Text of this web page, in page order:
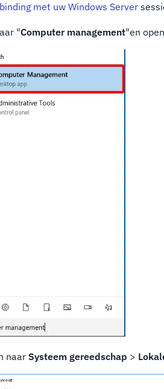
met uw Windows Server
"Computer management"en
naarSysteem gereedschap >